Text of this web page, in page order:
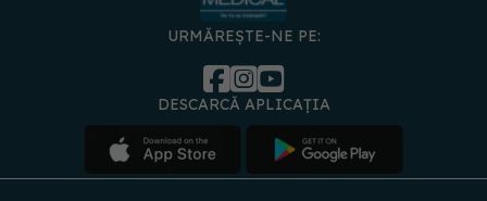
URMĂREȘTE-NE PE:
DESCARCĂ APLICAȚIA